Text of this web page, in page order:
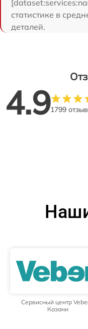
статистике в
деталей.
4.91799
Сервисный центр
Казани